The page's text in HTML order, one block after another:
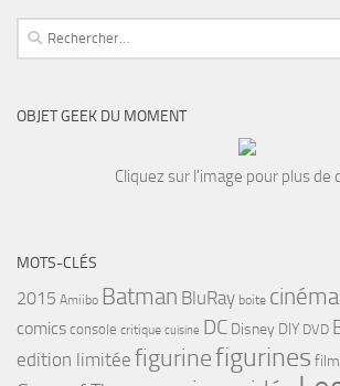
Rechercher :
OBJET GEEK DU MOMENT
Cliquez sur l'image pour plus de
MOTS-CLÉS
2015 Amiibo Batman BluRay boite cinéma
comics console critique cuisine DC Disney DIY DVD
edition limitée figurinefigurines film